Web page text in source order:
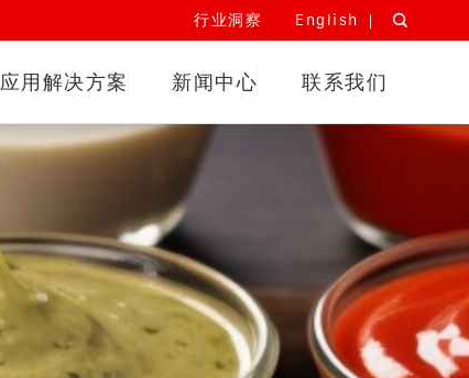
行业洞察 English 
应用解决方案 新闻中心 联系我们